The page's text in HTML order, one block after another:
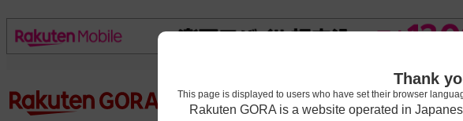
Thank
This page is displayed to users who have set their browser
Rakuten GORA is a website operated in